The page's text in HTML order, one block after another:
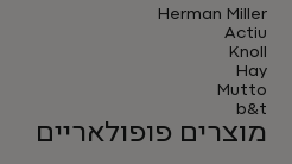
Herman Miller
Actiu
Knoll
Hay
Mutto
b&t
מוצרים פופולאריים